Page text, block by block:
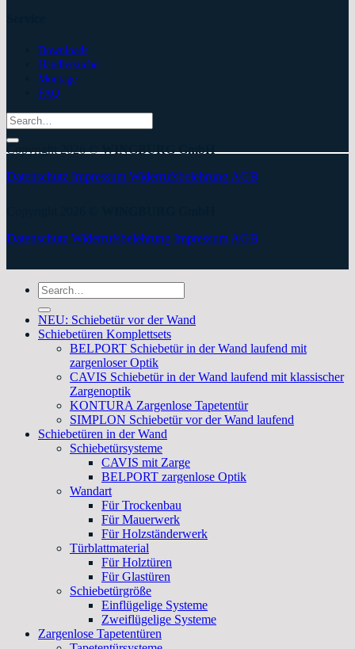
Downloads
Händlersuche
Montage
FAQ
Search
for:
Copyright 2026 ©WINGBURG GmbH
Datenschutz Impressum Widerrufsbelehrung AGB
Datenschutz Widerrufsbelehrung Impressum AGB
Search
for:
NEU: Schiebetür vor der Wand
Schiebetüren Komplettsets
BELPORT Schiebetür in der Wand laufend mit
zargenloser Optik
CAVIS Schiebetür in der Wand laufend mit klassischer
Zargenoptik
KONTURA Zargenlose Tapetentür
SIMPLON Schiebetür vor der Wand laufend
Schiebetüren in der Wand
Schiebetürsysteme
CAVIS mit Zarge
BELPORT zargenlose Optik
Wandart
Für Trockenbau
Für Mauerwerk
Für Holzständerwerk
Türblattmaterial
Für Holztüren
Für Glastüren
Schiebetürgröße
Einflügelige Systeme
Zweiflügelige Systeme
Zargenlose Tapetentüren